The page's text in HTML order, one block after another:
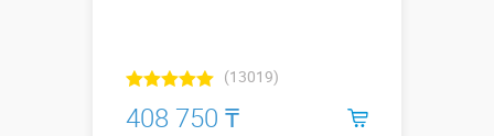
(13019)
408 750 ₸